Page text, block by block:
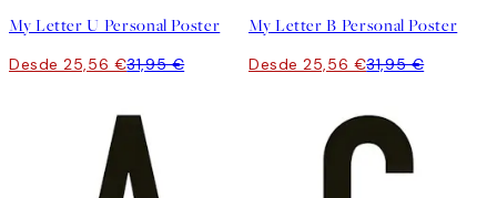
My Letter U Personal Poster
Desde 25,56 €31,95 €
My Letter B Personal Poster
Desde 25,56 €31,95 €